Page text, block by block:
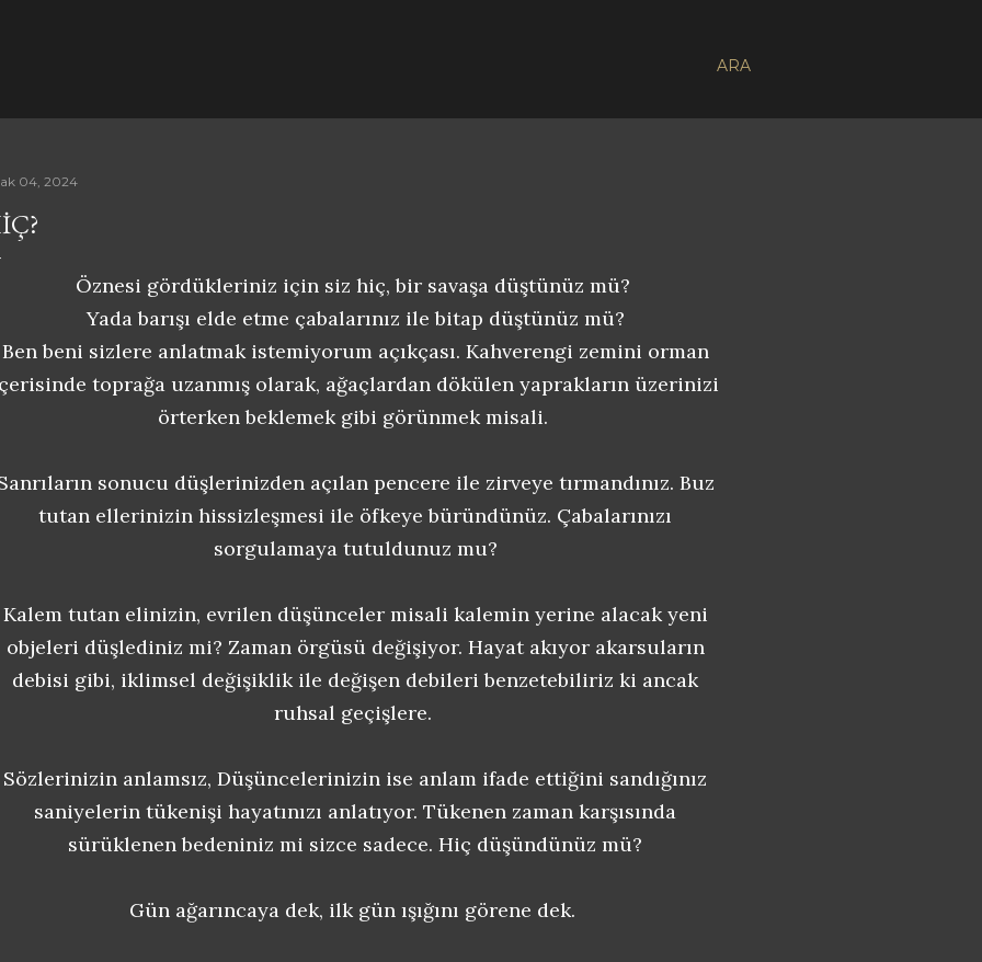
ARA
04, 2024
Öznesi gördükleriniz için siz hiç, bir savaşa düştünüz mü?
Yada barışı elde etme çabalarınız ile bitap düştünüz mü?
Ben beni sizlere anlatmak istemiyorum açıkçası. Kahverengi zemini orman
toprağa uzanmış olarak, ağaçlardan dökülen yaprakların üzerinizi
örterken beklemek gibi görünmek misali.
sonucu düşlerinizden açılan pencere ile zirveye tırmandınız. Buz
tutan ellerinizin hissizleşmesi ile öfkeye büründünüz. Çabalarınızı
sorgulamaya tutuldunuz mu?
Kalem tutan elinizin, evrilen düşünceler misali kalemin yerine alacak yeni
objeleri düşlediniz mi? Zaman örgüsü değişiyor. Hayat akıyor akarsuların
debisi gibi, iklimsel değişiklik ile değişen debileri benzetebiliriz ki ancak
ruhsal geçişlere.
Sözlerinizin anlamsız, Düşüncelerinizin ise anlam ifade ettiğini sandığınız
saniyelerin tükenişi hayatınızı anlatıyor. Tükenen zaman karşısında
sürüklenen bedeniniz mi sizce sadece. Hiç düşündünüz mü?
Gün ağarıncaya dek, ilk gün ışığını görene dek.